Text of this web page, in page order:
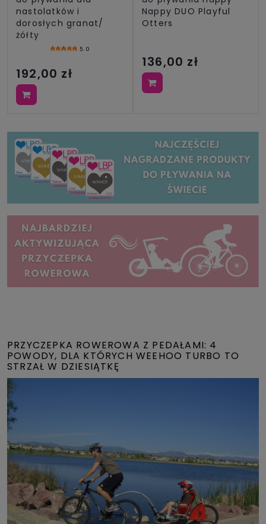
nastolatków i
dorosłych granat/
żółty
5.0
192,00 zł
Nappy DUO Playful
Otters
136,00 zł
PRZYCZEPKA ROWEROWA Z PEDAŁAMI: 4
POWODY, DLA KTÓRYCH WEEHOO TURBO TO
STRZAŁ W DZIESIĄTKĘ